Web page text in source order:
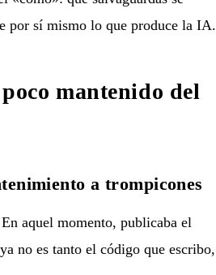
por sí mismo lo que produce la IA.
mantenido del
a trompicones
aquel momento, publicaba el
no es tanto el código que escribo,